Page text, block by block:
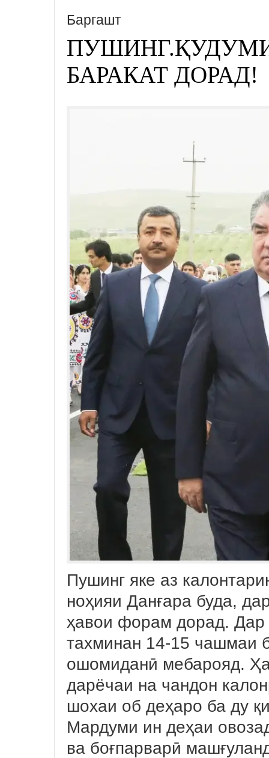
Баргашт
БАРАКАТ ДОРАД!
Пушинг яке аз
ноҳияи Данғара буда,
ҳавои форам дорад. Дар
тахминан 14-15 чашмаи
ошомиданӣ мебарояд.
дарёчаи на чандон
шохаи об деҳаро ба ду
Мардуми ин деҳаи
ва боғпарварӣ